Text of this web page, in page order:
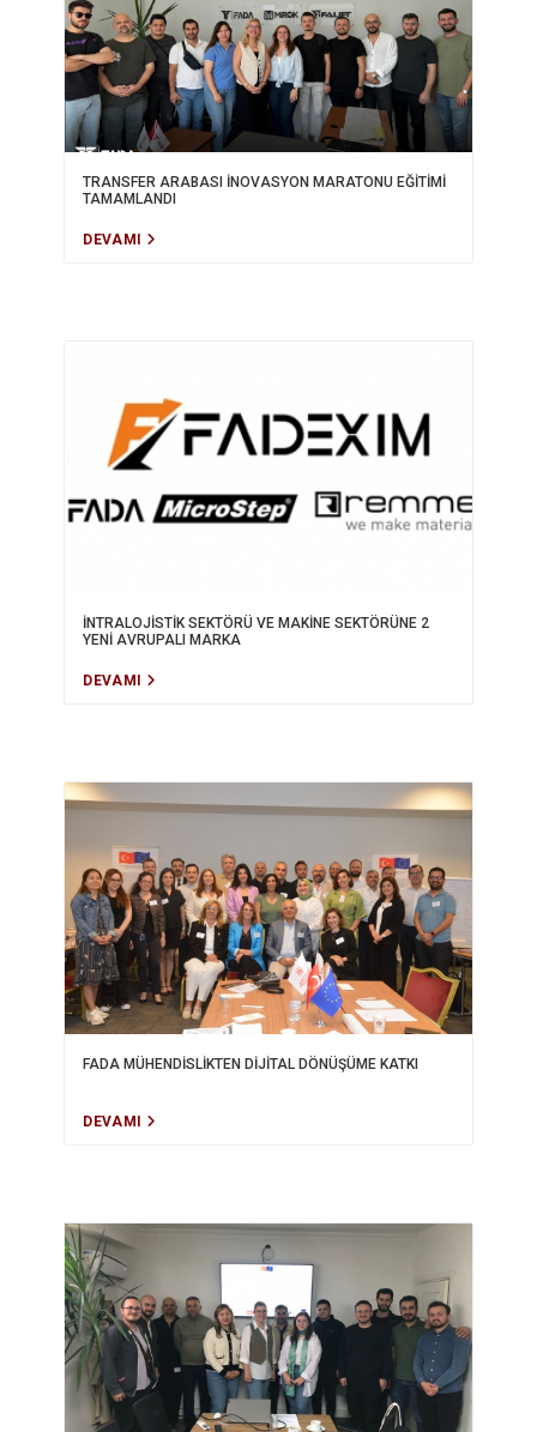
TRANSFER ARABASI İNOVASYON MARATONU EĞİTİMİ
TAMAMLANDI
DEVAMI
İNTRALOJİSTİK SEKTÖRÜ VE MAKİNE SEKTÖRÜNE 2
YENİ AVRUPALI MARKA
DEVAMI
FADA MÜHENDİSLİKTEN DİJİTAL DÖNÜŞÜME KATKI
DEVAMI